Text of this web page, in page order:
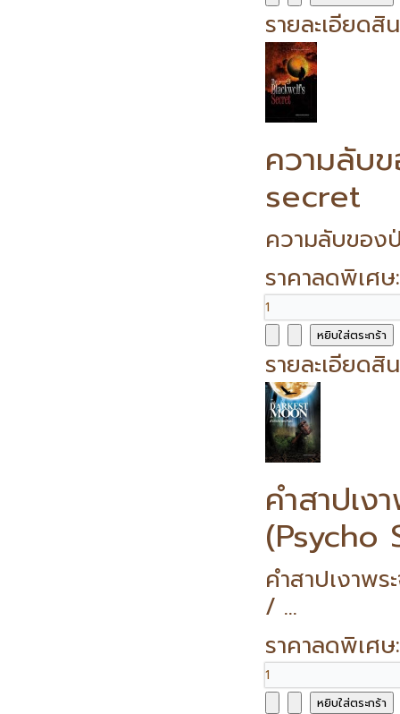
รายละเอียดสิ
ความลับ
secret
ความลับของ
ราคาลดพิเศ
รายละเอียดสิ
คำสาปเ
(Psycho
คำสาปเงาพ
/ ...
ราคาลดพิเศ